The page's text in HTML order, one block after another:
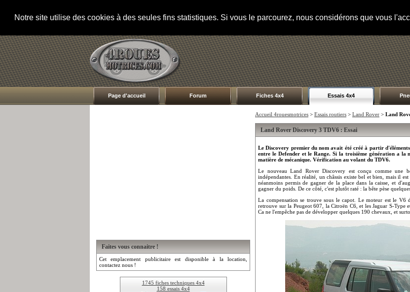
Notre site utilise des cookies à des seules fins statistiques. Si vous le parcourez, nous considérons que vous
Page d'accueil Forum Fiches 4x4 Essais 4x4
Faites vous connaitre !
Cet emplacement publicitaire est disponible à la location,
contactez nous !
1745 fiches techniques 4x4
158 essais 4x4
Accueil 4rouesmotrices > Essais routiers > Land Rover > Land
Land Rover Discovery 3 TDV6 : Essai
Le Discovery premier du nom avait été créé à partir
entre le Defender et le Range. Si la troisième génération a la
matière de mécanique. Vérification au volant du TDV6.
Le nouveau Land Rover Discovery est conçu comme une
indépendantes. En réalité, un châssis existe bel et bien, mais il
néanmoins permis de gagner de la place dans la caisse, et
gagner du poids. De ce côté, c'est plutôt raté : la bête pèse
La compensation se trouve sous le capot. Le moteur est le
retrouve sur la Peugeot 607, la Citroën C6, et les Jaguar S-
Ca ne l'empêche pas de développer quelques 190 chevaux, et